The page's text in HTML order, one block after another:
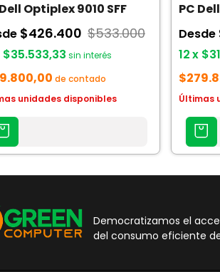
Optiplex 9010 SFF
$426.400 $533.000
$35.533,33 sin interés
de contado
unidades disponibles
PC
Desde
12x
Últimas
AGREGAR
CARRITO
Democratizamos el
del consumo eficiente